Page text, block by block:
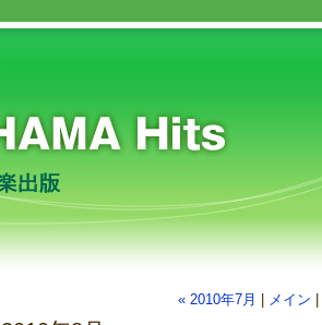
« 2010年7月 メイン